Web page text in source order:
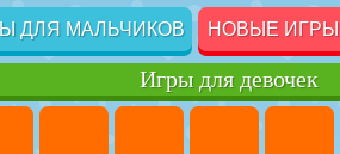
ДЛЯ МАЛЬЧИКОВ НОВЫЕ ИГРЫ
Игры для девочек